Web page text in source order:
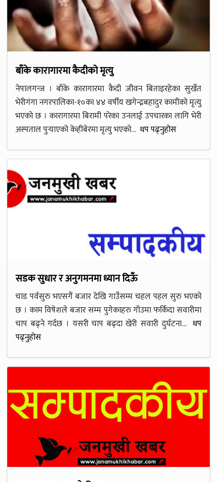
बाँके कारागारमा कैदीको मृत्यु
नेपालगन्ज । बाँके कारागारमा कैदी जीवन बिताइरहेका सुर्खेत
भेरीगंगा नगरपालिका-१०का ४४ वर्षीय खगेन्द्रबहादुर कामीको मृत्यु
भएको छ । कारागारमा बिरामी परेका उनलाई उपचारका लागि भेरी
अस्पताल पुर्‍याएको केहीबेरमा मृत्यु भएको… थप पढ्नुहोस
सडक सुधार र अनुगमनमा ध्यान दिऊँ
चाड पर्वसुरु भएसगैं बजार देखि गाउँसम्म चहल पहल सुरु भएको
छ । काम विषेशले बजार सम्म पुगेकाहरु गाँउमा फर्किदा सवारीमा
चाप बढ्ने गर्दछ । यसरी चाप बढ्दा खेरी सवारी दुर्घटना…थप
पढ्नुहोस